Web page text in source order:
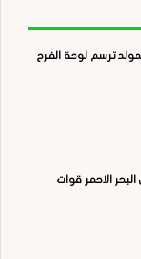
ترسم لوحة الفرح
الاحمر قوات